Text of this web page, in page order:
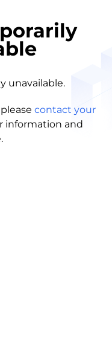
unavailable.
contact your
information and